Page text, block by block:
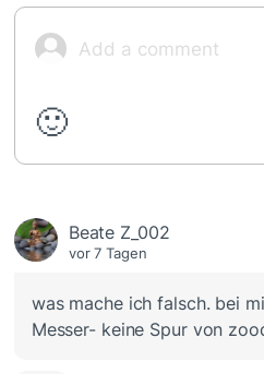
🙂
Beate Z_002
vor 7 Tagen
was mache ich falsch. bei
Messer- keine Spur von